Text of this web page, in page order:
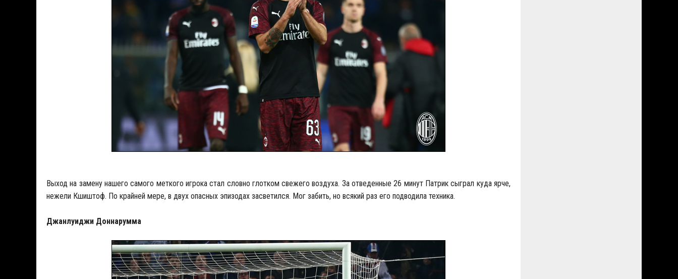
Выход на замену нашего самого меткого игрока стал словно глотком свежего воздуха. За отведенные 26 минут Патрик сыграл куда ярче,
нежели Кшиштоф. По крайней мере, в двух опасных эпизодах засветился. Мог забить, но всякий раз его подводила техника.
Джанлуиджи Доннарумма